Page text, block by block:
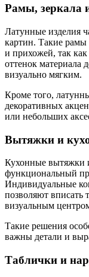
Рамы, зеркала
Латунные изделия
картин. Такие рамы
и прихожей, так
оттенок материала
визуально мягким.
Кроме того,
декоративных
или небольших
Вытяжки и
Кухонные вытяжки
функциональный
Индивидуальные
позволяют вписать
визуальным
Такие решения
важны детали и
Таблички и